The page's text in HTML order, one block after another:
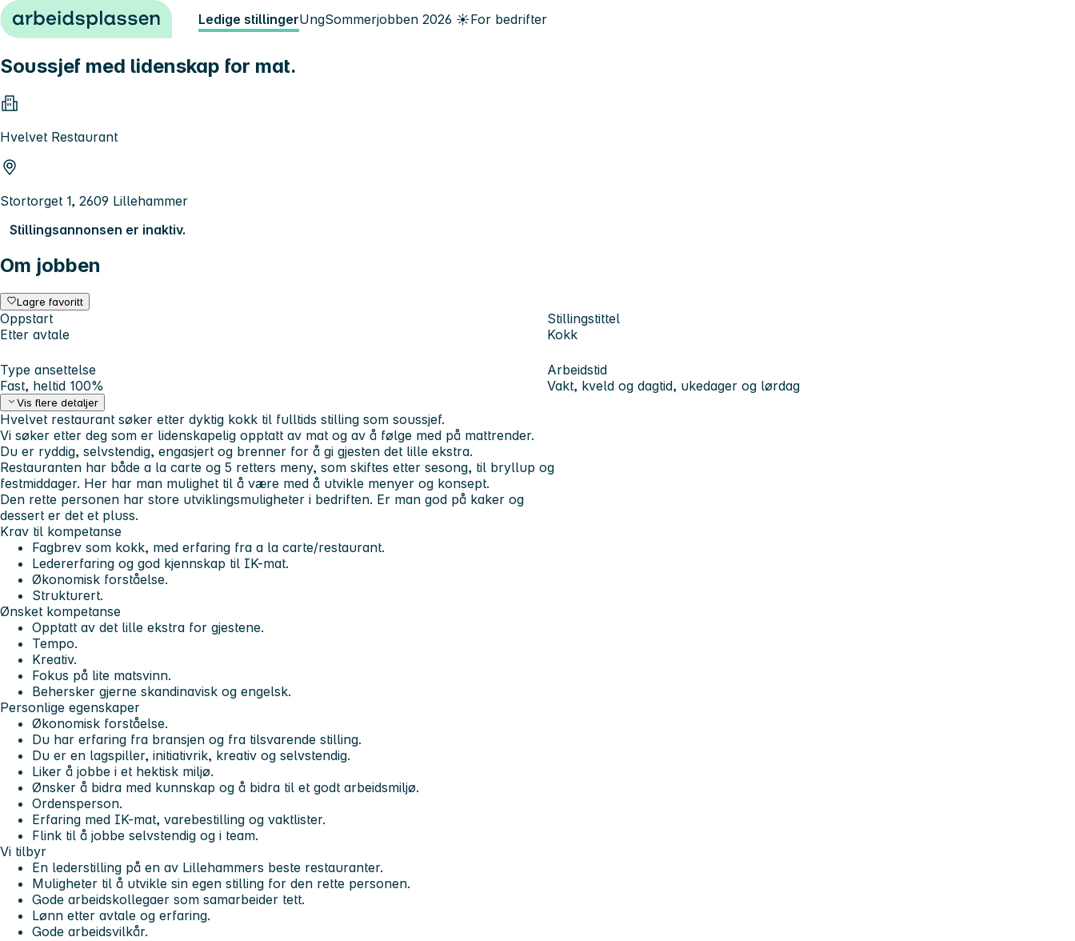
Hopp til innhold Ledige stillingerUngSommerjobben 2026 ☀️For bedrifter
Soussjef med lidenskap for mat.
Hvelvet Restaurant
Stortorget 1, 2609 Lillehammer
Stillingsannonsen er inaktiv.
Om jobben
Lagre favoritt
Oppstart
Etter avtale
Stillingstittel
Kokk
Type ansettelse
Fast, heltid 100%
Arbeidstid
Vakt, kveld og dagtid, ukedager og lørdag
Vis flere detaljer
Hvelvet restaurant søker etter dyktig kokk til fulltids stilling som soussjef.
Vi søker etter deg som er lidenskapelig opptatt av mat og av å følge med på mattrender.
Du er ryddig, selvstendig, engasjert og brenner for å gi gjesten det lille ekstra.
Restauranten har både a la carte og 5 retters meny, som skiftes etter sesong, til bryllup og
festmiddager. Her har man mulighet til å være med å utvikle menyer og konsept.
Den rette personen har store utviklingsmuligheter i bedriften. Er man god på kaker og
dessert er det et pluss.
Krav til kompetanse
Fagbrev som kokk, med erfaring fra a la carte/restaurant.
Ledererfaring og god kjennskap til IK-mat.
Økonomisk forståelse.
Strukturert.
Ønsket kompetanse
Opptatt av det lille ekstra for gjestene.
Tempo.
Kreativ.
Fokus på lite matsvinn.
Behersker gjerne skandinavisk og engelsk.
Personlige egenskaper
Økonomisk forståelse.
Du har erfaring fra bransjen og fra tilsvarende stilling.
Du er en lagspiller, initiativrik, kreativ og selvstendig.
Liker å jobbe i et hektisk miljø.
Ønsker å bidra med kunnskap og å bidra til et godt arbeidsmiljø.
Ordensperson.
Erfaring med IK-mat, varebestilling og vaktlister.
Flink til å jobbe selvstendig og i team.
Vi tilbyr
En lederstilling på en av Lillehammers beste restauranter.
Muligheter til å utvikle sin egen stilling for den rette personen.
Gode arbeidskollegaer som samarbeider tett.
Lønn etter avtale og erfaring.
Gode arbeidsvilkår.